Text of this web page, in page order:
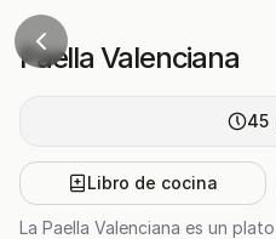
Paella Valenciana
45
Libro de cocina
La Paella Valenciana es un